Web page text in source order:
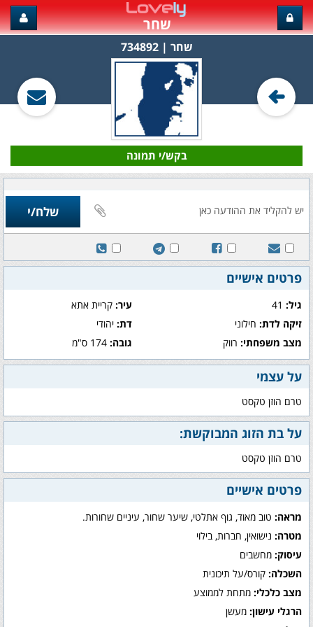
שחר
שחר‏ | 734892
בקש/י תמונה
פרטים אישיים
גיל: עיר:קריית אתא
זיקה לדת: חילוני דת:יהודי
מצב משפחתי: רווק גובה:174 ס"מ
על עצמי
טרם הוזן טקסט
על בת הזוג המבוקשת:
טרם הוזן טקסט
פרטים אישיים
מראה: טוב מאוד, גוף אתלטי, שיער שחור, עיניים שחורות.
מטרה: נישואין, חברות, בילוי
עיסוק: מחשבים
השכלה: קורס/על תיכונית
מצב כלכלי: מתחת לממוצע
הרגלי עישון: מעשן